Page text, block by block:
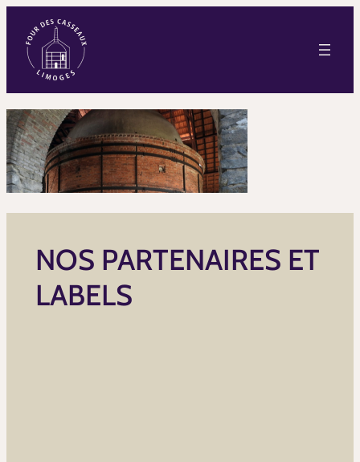
NOS PARTENAIRES ET
LABELS